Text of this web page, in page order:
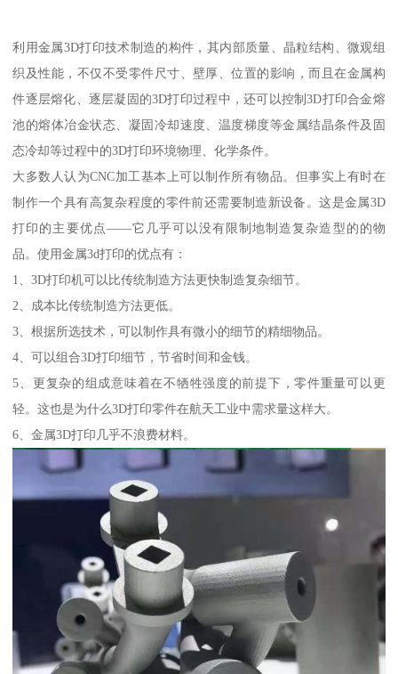
利用金属3D打印技术制造的构件，其内部质量、晶粒结构、微观组
织及性能，不仅不受零件尺寸、壁厚、位置的影响，而且在金属构
件逐层熔化、逐层凝固的3D打印过程中，还可以控制3D打印合金熔
池的熔体冶金状态、凝固冷却速度、温度梯度等金属结晶条件及固
态冷却等过程中的3D打印环境物理、化学条件。
大多数人认为CNC加工基本上可以制作所有物品。但事实上有时在
制作一个具有高复杂程度的零件前还需要制造新设备。这是金属3D
打印的主要优点——它几乎可以没有限制地制造复杂造型的的物
品。使用金属3d打印的优点有：
1、3D打印机可以比传统制造方法更快制造复杂细节。
2、成本比传统制造方法更低。
3、根据所选技术，可以制作具有微小的细节的精细物品。
4、可以组合3D打印细节，节省时间和金钱。
5、更复杂的组成意味着在不牺牲强度的前提下，零件重量可以更
轻。这也是为什么3D打印零件在航天工业中需求量这样大。
6、金属3D打印几乎不浪费材料。